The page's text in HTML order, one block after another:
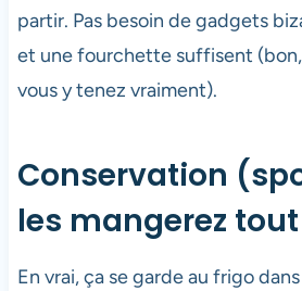
partir. Pas besoin de gadgets
et une fourchette suffisent
vous y tenez vraiment).
Conservation
les mangerez
En vrai, ça se garde au frigo